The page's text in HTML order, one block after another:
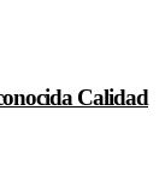
Calidad